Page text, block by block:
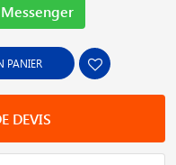
PANIER
DEVIS